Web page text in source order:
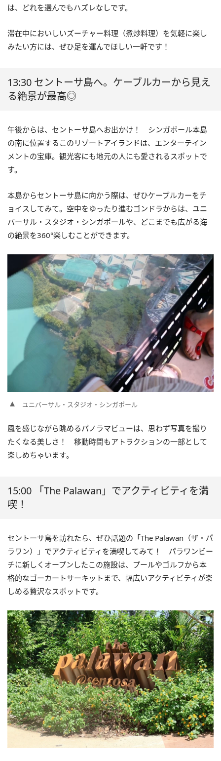
は、どれを選んでもハズレなしです。
滞在中においしいズーチャー料理（煮炒料理）を気軽に楽し
みたい方には、ぜひ足を運んでほしい一軒です！
13:30 セントーサ島へ。ケーブルカーから見え
る絶景が最高◎
午後からは、セントーサ島へお出かけ！ シンガポール本島
の南に位置するこのリゾートアイランドは、エンターテイン
メントの宝庫。観光客にも地元の人にも愛されるスポットで
す。
本島からセントーサ島に向かう際は、ぜひケーブルカーをチ
ョイスしてみて。空中をゆったり進むゴンドラからは、ユニ
バーサル・スタジオ・シンガポールや、どこまでも広がる海
の絶景を360°楽しむことができます。
ユニバーサル・スタジオ・シンガポール
風を感じながら眺めるパノラマビューは、思わず写真を撮り
たくなる美しさ！ 移動時間もアトラクションの一部として
楽しめちゃいます。
15:00 「The Palawan」でアクティビティを満
喫！
セントーサ島を訪れたら、ぜひ話題の「The Palawan（ザ・パ
ラワン）」でアクティビティを満喫してみて！ パラワンビー
チに新しくオープンしたこの施設は、プールやゴルフから本
格的なゴーカートサーキットまで、幅広いアクティビティが楽
しめる贅沢なスポットです。